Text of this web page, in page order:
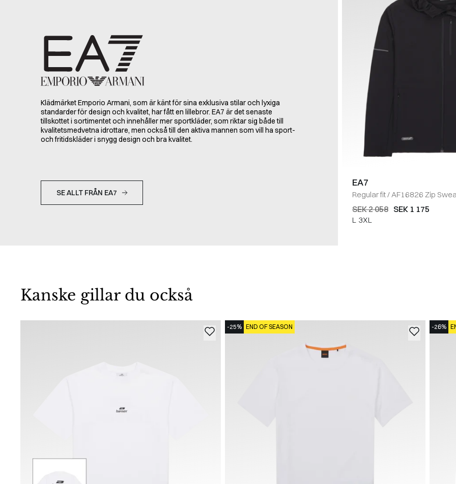
Klädmärket Emporio Armani, som är känt för sina exklusiva stilar och lyxiga
standarder för design och kvalitet, har fått en lillebror. EA7 är det senaste
tillskottet i sortimentet och innehåller mer sportkläder, som riktar sig både till
kvalitetsmedvetna idrottare, men också till den aktiva mannen som vill ha sport-
och fritidskläder i snygg design och bra kvalitet.
SE ALLT FRÅN EA7
EA7
Regular fit/AF16826 Zip
SEK 2 058 SEK 1 175
L 3XL
Kanske gillar du också
-25% END OF SEASON -26%